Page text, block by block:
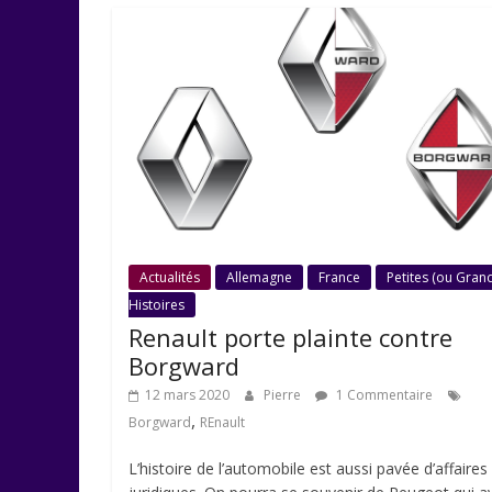
Actualités Allemagne France
Petites (ou
Histoires
Renault porte plainte contre
Borgward
12 mars 2020 Pierre
1 Commentaire
Borgward, REnault
L’histoire de l’automobile est aussi pavée d’affaires